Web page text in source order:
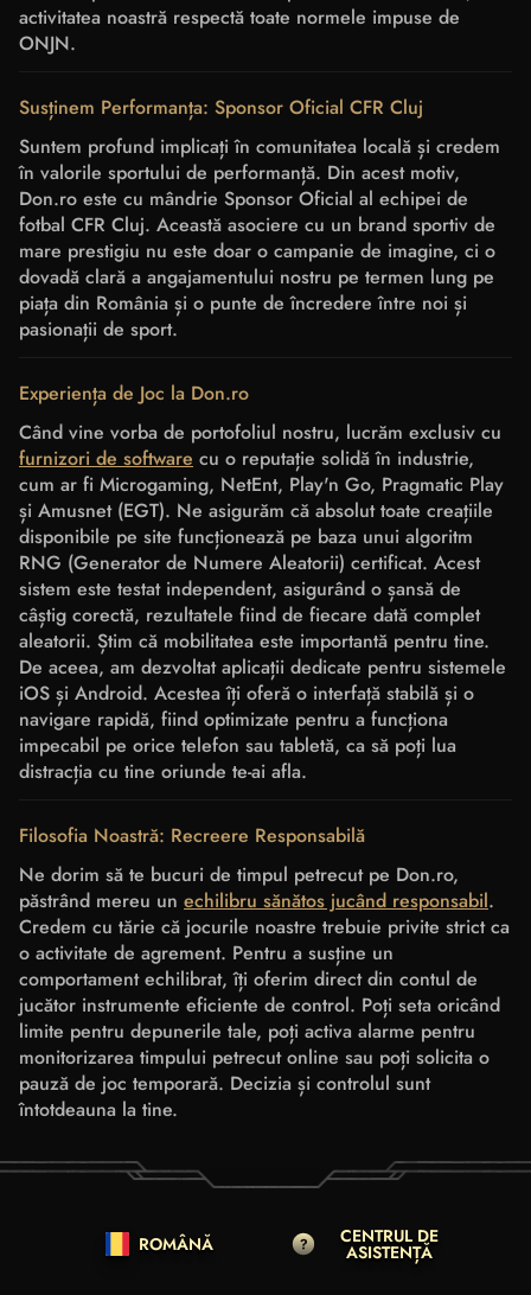
activitatea noastră respectă toate normele impuse de
ONJN.
Susținem Performanța: Sponsor Oficial CFR Cluj
Suntem profund implicați în comunitatea locală și credem
în valorile sportului de performanță. Din acest motiv,
Don.ro este cu mândrie Sponsor Oficial al echipei de
fotbal CFR Cluj. Această asociere cu un brand sportiv de
mare prestigiu nu este doar o campanie de imagine, ci o
dovadă clară a angajamentului nostru pe termen lung pe
piața din România și o punte de încredere între noi și
pasionații de sport.
Experiența de Joc la Don.ro
Când vine vorba de portofoliul nostru, lucrăm exclusiv cu
furnizori de software cu o reputație solidă în industrie,
cum ar fi Microgaming, NetEnt, Play'n Go, Pragmatic Play
și Amusnet (EGT). Ne asigurăm că absolut toate creațiile
disponibile pe site funcționează pe baza unui algoritm
RNG (Generator de Numere Aleatorii) certificat. Acest
sistem este testat independent, asigurând o șansă de
câștig corectă, rezultatele fiind de fiecare dată complet
aleatorii. Știm că mobilitatea este importantă pentru tine.
De aceea, am dezvoltat aplicații dedicate pentru sistemele
iOS și Android. Acestea îți oferă o interfață stabilă și o
navigare rapidă, fiind optimizate pentru a funcționa
impecabil pe orice telefon sau tabletă, ca să poți lua
distracția cu tine oriunde te-ai afla.
Filosofia Noastră: Recreere Responsabilă
Ne dorim să te bucuri de timpul petrecut pe Don.ro,
păstrând mereu un echilibru sănătos jucând responsabil.
Credem cu tărie că jocurile noastre trebuie privite strict ca
o activitate de agrement. Pentru a susține un
comportament echilibrat, îți oferim direct din contul de
jucător instrumente eficiente de control. Poți seta oricând
limite pentru depunerile tale, poți activa alarme pentru
monitorizarea timpului petrecut online sau poți solicita o
pauză de joc temporară. Decizia și controlul sunt
întotdeauna la tine.
ROMÂNĂ CENTRUL DE
ASISTENȚĂ